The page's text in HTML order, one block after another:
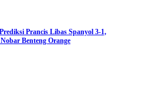
Prancis Libas Spanyol 3-1,
Benteng Orange